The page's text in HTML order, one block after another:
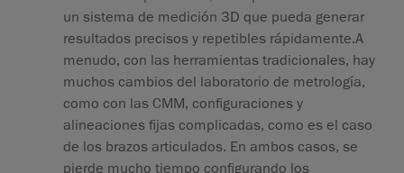
un sistema de medición 3D que pueda generar
resultados precisos y repetibles rápidamente.A
menudo, con las herramientas tradicionales, hay
muchos cambios del laboratorio de metrología,
como con las CMM, configuraciones y
alineaciones fijas complicadas, como es el caso
de los brazos articulados. En ambos casos, se
pierde mucho tiempo configurando los